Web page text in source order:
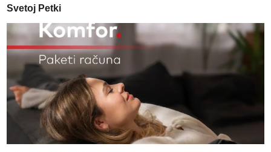
Svetoj Petki